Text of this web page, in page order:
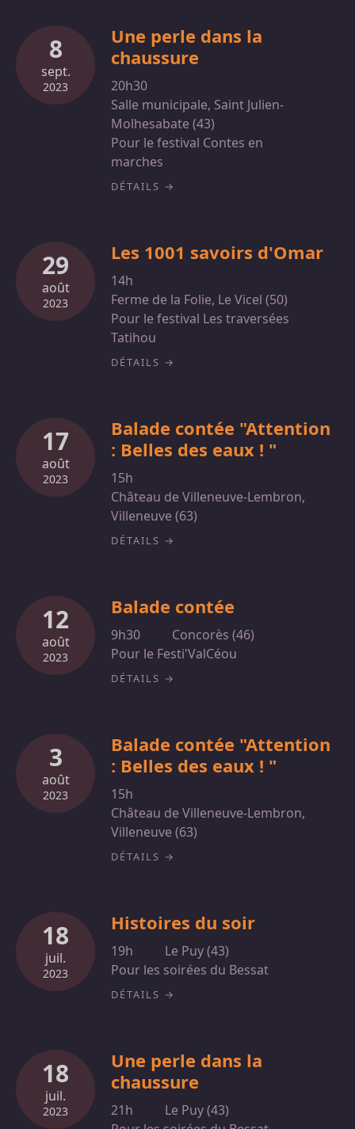
8
sept.
2023
Une perle dans la
chaussure
20h30
Salle municipale, Saint Julien-
Molhesabate (43)
Pour le festival Contes en
marches
DÉTAILS
29
août
2023
Les 1001 savoirs d'Omar
14h
Ferme de la Folie, Le Vicel (50)
Pour le festival Les traversées
Tatihou
DÉTAILS
17
août
2023
Balade contée "Attention
: Belles des eaux ! "
15h
Château de Villeneuve-Lembron,
Villeneuve (63)
DÉTAILS
12
août
2023
Balade contée
9h30
Concorès (46)
Pour le Festi'ValCéou
DÉTAILS
3
août
2023
Balade contée "Attention
: Belles des eaux ! "
15h
Château de Villeneuve-Lembron,
Villeneuve (63)
DÉTAILS
18
juil.
2023
Histoires du soir
19h
Le Puy (43)
Pour les soirées du Bessat
DÉTAILS
18
juil.
2023
Une perle dans la
chaussure
21h
Le Puy (43)